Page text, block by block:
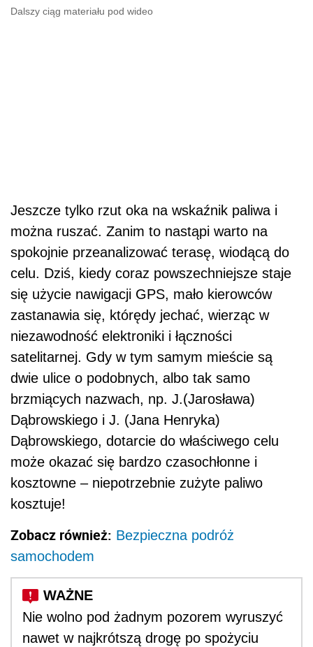
Dalszy ciąg materiału pod wideo
Jeszcze tylko rzut oka na wskaźnik paliwa i
można ruszać. Zanim to nastąpi warto na
spokojnie przeanalizować terasę, wiodącą do
celu. Dziś, kiedy coraz powszechniejsze staje
się użycie nawigacji GPS, mało kierowców
zastanawia się, którędy jechać, wierząc w
niezawodność elektroniki i łączności
satelitarnej. Gdy w tym samym mieście są
dwie ulice o podobnych, albo tak samo
brzmiących nazwach, np. J.(Jarosława)
Dąbrowskiego i J. (Jana Henryka)
Dąbrowskiego, dotarcie do właściwego celu
może okazać się bardzo czasochłonne i
kosztowne – niepotrzebnie zużyte paliwo
kosztuje!
Zobacz również: Bezpieczna podróż
samochodem
Nie wolno pod żadnym pozorem wyruszyć
nawet w najkrótszą drogę po spożyciu